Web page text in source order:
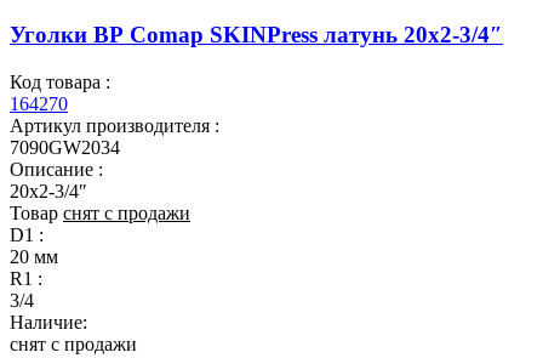
Уголки ВР Comap SKINPress латунь 20x2-3/4″
Код товара :
164270
Артикул производителя :
7090GW2034
Описание :
20x2-3/4″
Товар снят с продажи
D1 :
20 мм
R1 :
3/4
Наличие:
снят с продажи